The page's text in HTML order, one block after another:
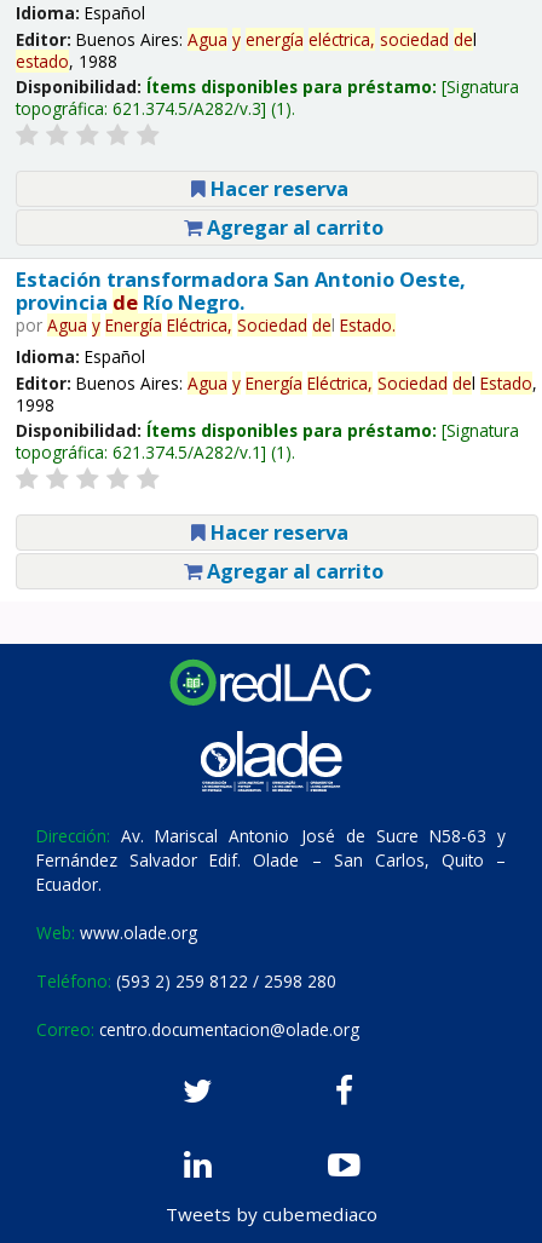
Idioma: Español
Editor: Buenos Aires: Agua y energía eléctrica, sociedad del
estado, 1988
Disponibilidad: Ítems disponibles para préstamo: Signatura
topográfica: 621.374.5/A282/v.3 (1).
Hacer reserva
Agregar al carrito
Estación transformadora San Antonio Oeste,
provincia deRío Negro.
por Agua y Energía Eléctrica, Sociedad del Estado.
Idioma: Español
Editor: Buenos Aires: Agua y Energía Eléctrica, Sociedad del Estado,
1998
Disponibilidad: Ítems disponibles para préstamo: Signatura
topográfica: 621.374.5/A282/v.1 (1).
Hacer reserva
Agregar al carrito
Dirección: Av. Mariscal Antonio José de Sucre N58-63 y
Fernández Salvador Edif. Olade – San Carlos, Quito –
Ecuador.
Web: www.olade.org
Teléfono: (593 2) 259 8122 / 2598 280
Correo: centro.documentacion@olade.org
Tweets by cubemediaco